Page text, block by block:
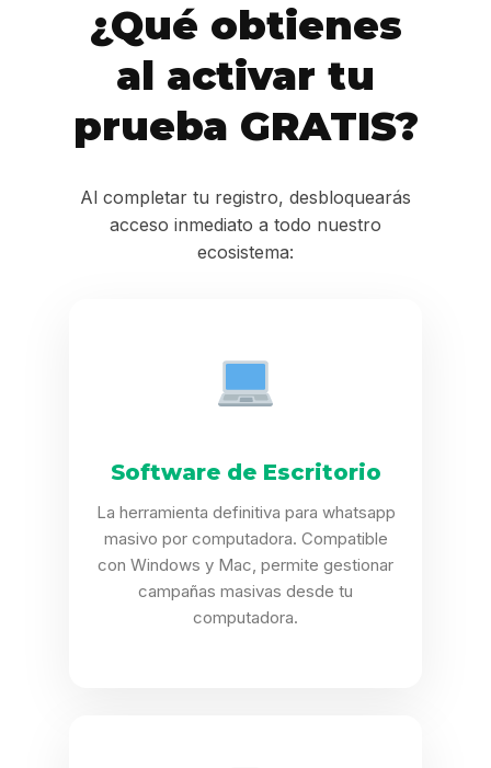
¿Qué obtienes
al activar tu
prueba GRATIS?
Al completar tu registro, desbloquearás
acceso inmediato a todo nuestro
ecosistema:
Software de Escritorio
La herramienta definitiva para whatsapp
masivo por computadora. Compatible
con Windows y Mac, permite gestionar
campañas masivas desde tu
computadora.